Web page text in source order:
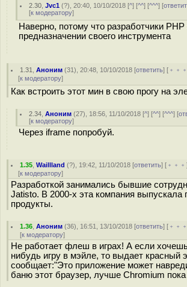
2.30 ,Jvc1 (?), 20:40, 10/10/2018 [^] [^^] [^^^] [
[к модератору]
Наверно, потому что разработчики
предназначении своего инструмента
1.31 ,Аноним (31), 20:48, 10/10/2018 [ответить] [
[к модератору]
Как встроить этот мин в свою прогу на
2.34 ,Аноним (27), 18:56, 11/10/2018 [^] [^^] [^^^] [
[к модератору]
Через iframe попробуй.
1.35 ,Waillland (?), 19:42, 11/10/2018 [ответить] [ ﹢﹢﹢
[к модератору]
Разработкой занимались бывшие
Jatisto. В 2000-x эта компания выпускала
продукты.
1.36 ,Аноним (36), 16:51, 13/10/2018 [ответить] [
[к модератору]
Не работает флеш в играх! А если
нибудь игру в мэйле, то выдает красный
сообщает:"Это приложение может
баню этот браузер, лучше Chromium пока